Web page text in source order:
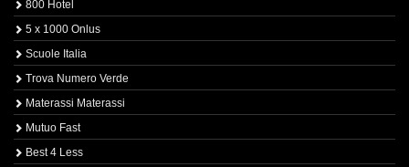
800 Hotel
5 x 1000 Onlus
Scuole Italia
Trova Numero Verde
Materassi Materassi
Mutuo Fast
Best 4 Less